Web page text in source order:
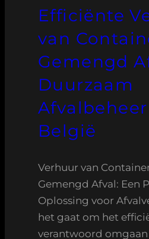
Efficiënte
van
Gemengd
Duurzaam
België
Verhuur van
Gemengd Afval: Een
Oplossing voor
het gaat om het
verantwoord omgaan